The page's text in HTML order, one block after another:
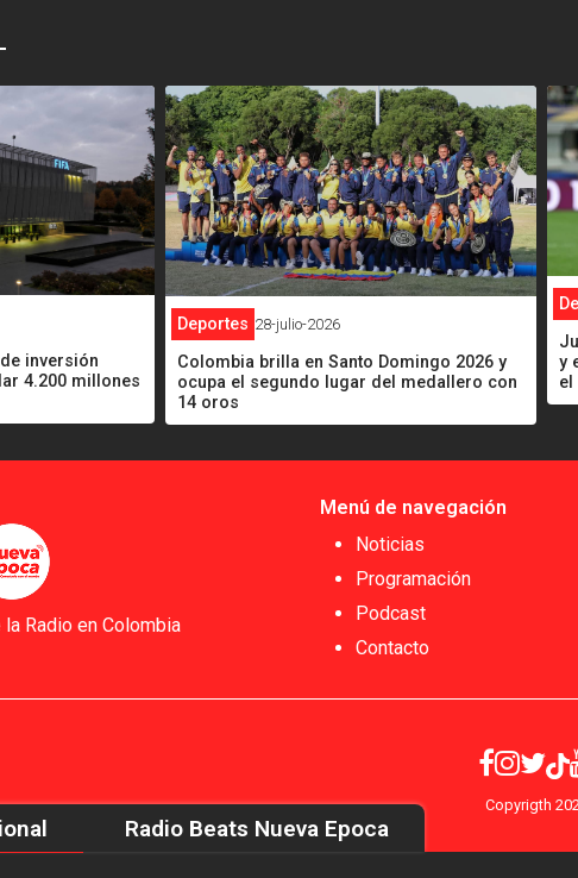
inversión
4.200 millones
Deportes 28-julio-2026
Colombia brilla en Santo Domingo 2026 y
ocupa el segundo lugar del medallero con
14 oros
y
el
la Radio en Colombia
Menú de navegación
Noticias
Programación
Podcast
Contacto
Copyrigth
Radio Beats Nueva Epoca